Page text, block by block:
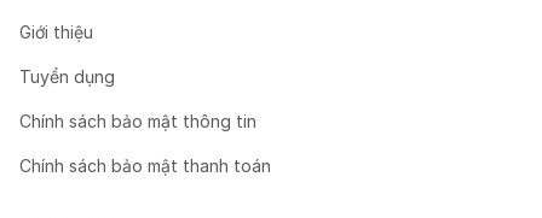
Giới thiệu
Tuyển dụng
Chính sách bảo mật thông tin
Chính sách bảo mật thanh toán